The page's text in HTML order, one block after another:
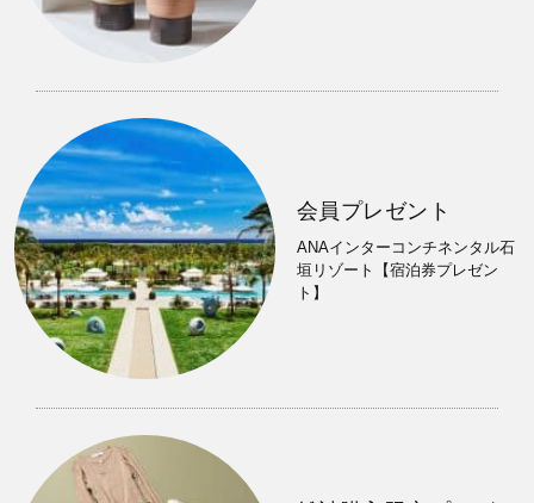
会員プレゼント
ANAインターコンチネンタル石
垣リゾート【宿泊券プレゼン
ト】